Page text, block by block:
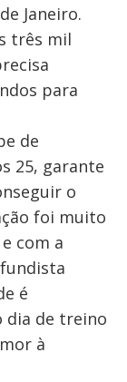
Janeiro.
três mil
para
de
25, garante
o
foi muito
com a
é
dia de treino
à